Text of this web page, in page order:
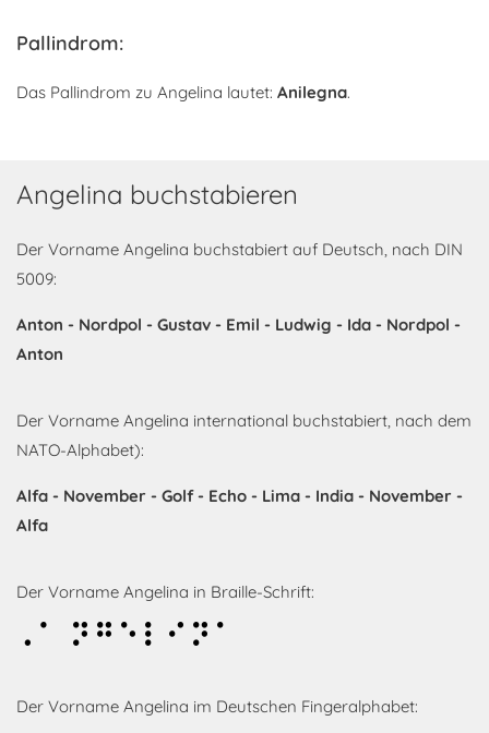
Pallindrom:
Das Pallindrom zu Angelina lautet: Anilegna.
Angelina buchstabieren
Der Vorname Angelina buchstabiert auf Deutsch, nach DIN
5009:
Anton - Nordpol - Gustav - Emil - Ludwig - Ida - Nordpol -
Anton
Der Vorname Angelina international buchstabiert, nach dem
NATO-Alphabet):
Alfa - November - Golf - Echo - Lima - India - November -
Alfa
Der Vorname Angelina in Braille-Schrift:
Angelina
Der Vorname Angelina im Deutschen Fingeralphabet: